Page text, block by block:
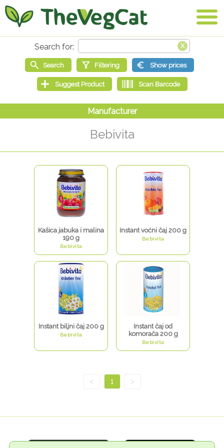
Bebivita
Kašica jabuka i malina
190 g
Bebivita
Instant voćni čaj 200 g
Bebivita
Instant biljni čaj 200 g
Bebivita
Instant čaj od
komorača 200 g
Bebivita
< 1 >